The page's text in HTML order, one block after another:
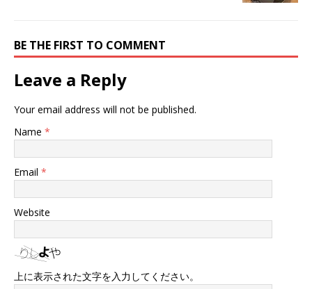
BE THE FIRST TO COMMENT
Leave a Reply
Your email address will not be published.
Name *
Email *
Website
上に表示された文字を入力してください。